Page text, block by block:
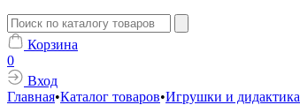
Корзина
0
Вход
Главная•Каталог товаров•Игрушки и дидактика